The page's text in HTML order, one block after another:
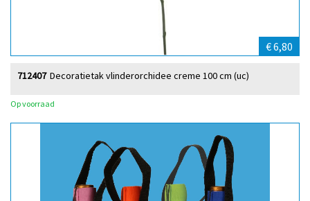
€ 6,80
Decoratietak vlinderorchidee creme 100 cm (uc)
712407
Op voorraad